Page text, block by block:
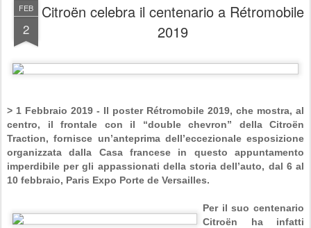
FEB
2
Citroën celebra il centenario a Rétromobile
2019
> 1 Febbraio 2019 - Il poster Rétromobile 2019, che mostra, al
centro, il frontale con il “double chevron” della Citroën
Traction, fornisce un’anteprima dell’eccezionale esposizione
organizzata dalla Casa francese in questo appuntamento
imperdibile per gli appassionati della storia dell’auto, dal 6 al
10 febbraio, Paris Expo Porte de Versailles.
Per il suo centenario
Citroën ha infatti